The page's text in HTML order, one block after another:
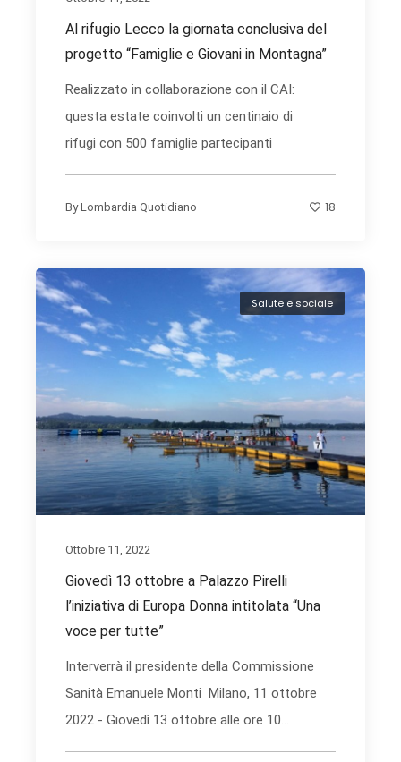
Al rifugio Lecco la giornata conclusiva del
progetto “Famiglie e Giovani in Montagna”
Realizzato in collaborazione con il CAI:
questa estate coinvolti un centinaio di
rifugi con 500 famiglie partecipanti
ByLombardia Quotidiano 18
Salute e sociale
Ottobre 11, 2022
Giovedì 13 ottobre a Palazzo Pirelli
l’iniziativa di Europa Donna intitolata “Una
voce per tutte”
Interverrà il presidente della Commissione
Sanità Emanuele Monti Milano, 11 ottobre
2022 - Giovedì 13 ottobre alle ore 10...